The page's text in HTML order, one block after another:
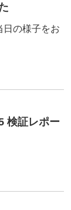
日の様子をお
検証レポー